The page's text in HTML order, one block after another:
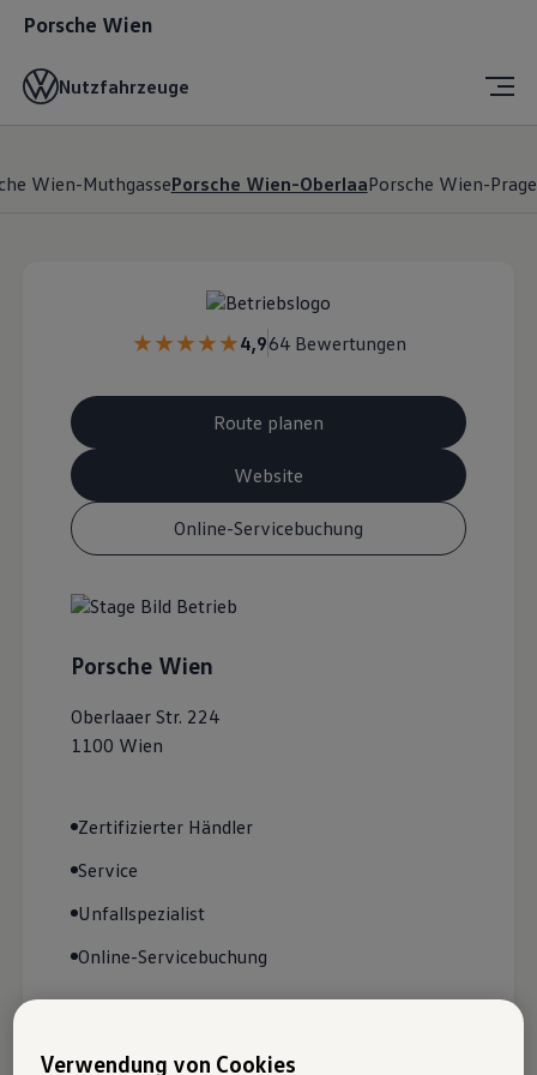
Porsche Wien
Nutzfahrzeuge
Wien-MuthgassePorsche Wien-OberlaaPorsche Wien-
4,964 Bewertungen
Route planen
Website
Online-Servicebuchung
Porsche Wien
Oberlaaer Str. 224
1100 Wien
Zertifizierter Händler
Service
Unfallspezialist
Online-Servicebuchung
Instagram
Verwendung von Cookies